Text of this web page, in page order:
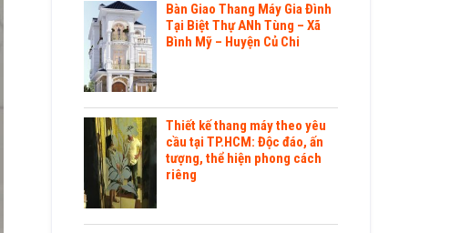
Bàn Giao Thang Máy Gia Đình
Tại Biệt Thự ANh Tùng – Xã
Bình Mỹ – Huyện Củ Chi
Thiết kế thang máy theo yêu
cầu tại TP.HCM: Độc đáo, ấn
tượng, thể hiện phong cách
riêng